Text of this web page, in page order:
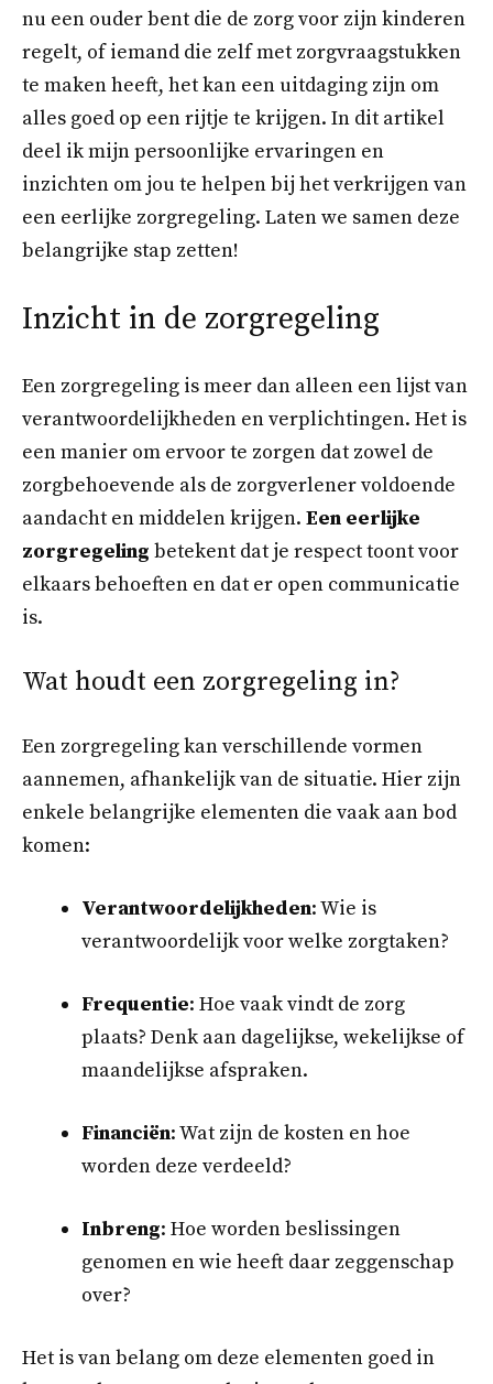
nu een ouder bent die de zorg voor zijn kinderen
regelt, of iemand die zelf met zorgvraagstukken
te maken heeft, het kan een uitdaging zijn om
alles goed op een rijtje te krijgen. In dit artikel
deel ik mijn persoonlijke ervaringen en
inzichten om jou te helpen bij het verkrijgen van
een eerlijke zorgregeling. Laten we samen deze
belangrijke stap zetten!
Inzicht in de zorgregeling
Een zorgregeling is meer dan alleen een lijst van
verantwoordelijkheden en verplichtingen. Het is
een manier om ervoor te zorgen dat zowel de
zorgbehoevende als de zorgverlener voldoende
aandacht en middelen krijgen. Een eerlijke
zorgregeling betekent dat je respect toont voor
elkaars behoeften en dat er open communicatie
is.
Wat houdt een zorgregeling in?
Een zorgregeling kan verschillende vormen
aannemen, afhankelijk van de situatie. Hier zijn
enkele belangrijke elementen die vaak aan bod
komen:
Verantwoordelijkheden: Wie is
verantwoordelijk voor welke zorgtaken?
Frequentie: Hoe vaak vindt de zorg
plaats? Denk aan dagelijkse, wekelijkse of
maandelijkse afspraken.
Financiën: Wat zijn de kosten en hoe
worden deze verdeeld?
Inbreng: Hoe worden beslissingen
genomen en wie heeft daar zeggenschap
over?
Het is van belang om deze elementen goed in